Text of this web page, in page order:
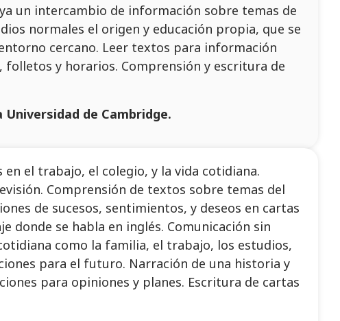
un intercambio de información sobre temas de
normales el origen y educación propia, que se
cercano. Leer textos para información
y horarios. Comprensión y escritura de
Universidad de Cambridge.
el trabajo, el colegio, y la vida cotidiana.
Comprensión de textos sobre temas del
de sucesos, sentimientos, y deseos en cartas
donde se habla en inglés. Comunicación sin
como la familia, el trabajo, los estudios,
para el futuro. Narración de una historia y
para opiniones y planes. Escritura de cartas